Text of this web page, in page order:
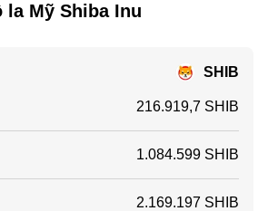
la Mỹ Shiba Inu
SHIB
216.919,7 SHIB
1.084.599 SHIB
2.169.197 SHIB